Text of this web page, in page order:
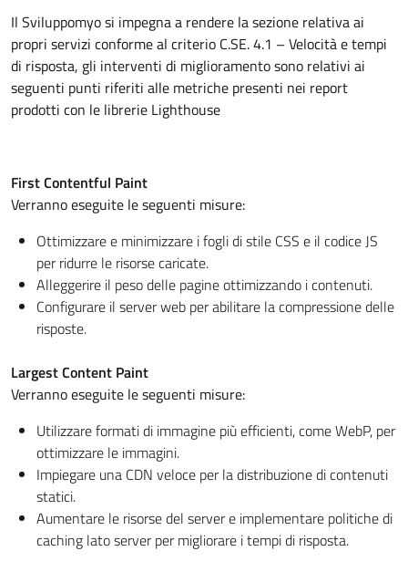
Il Sviluppomyo si impegna a rendere la sezione relativa ai
propri servizi conforme al criterio C.SE. 4.1 – Velocità e tempi
di risposta, gli interventi di miglioramento sono relativi ai
seguenti punti riferiti alle metriche presenti nei report
prodotti con le librerie Lighthouse
First Contentful Paint
Verranno eseguite le seguenti misure:
Ottimizzare e minimizzare i fogli di stile CSS e il codice JS
per ridurre le risorse caricate.
Alleggerire il peso delle pagine ottimizzando i contenuti.
Configurare il server web per abilitare la compressione delle
risposte.
Largest Content Paint
Verranno eseguite le seguenti misure:
Utilizzare formati di immagine più efficienti, come WebP, per
ottimizzare le immagini.
Impiegare una CDN veloce per la distribuzione di contenuti
statici.
Aumentare le risorse del server e implementare politiche di
caching lato server per migliorare i tempi di risposta.